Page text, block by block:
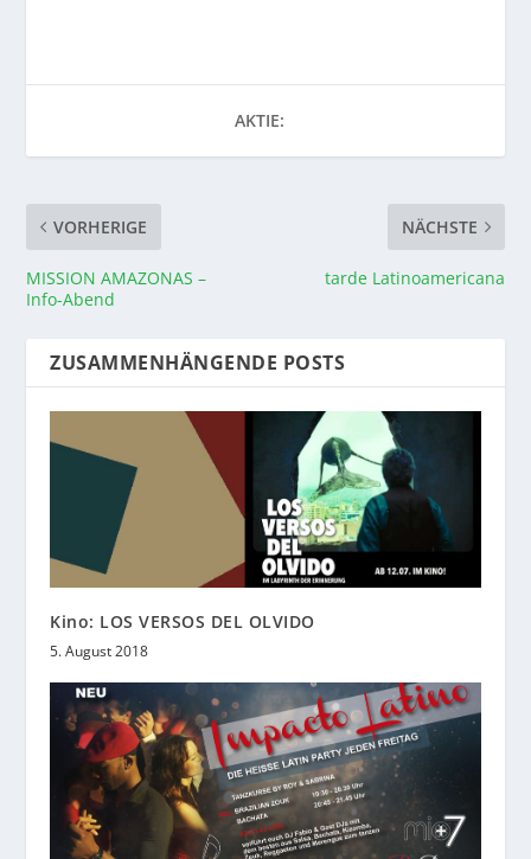
AKTIE:
VORHERIGE
MISSION AMAZONAS –
Info-Abend
NÄCHSTE
tarde Latinoamericana
ZUSAMMENHÄNGENDE POSTS
Kino: LOS VERSOS DEL OLVIDO
5. August 2018